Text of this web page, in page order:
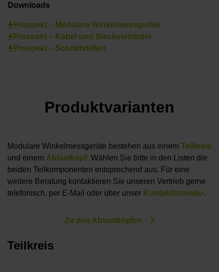
Downloads
Prospekt – Modulare Winkelmessgeräte
Prospekt – Kabel und Steckverbinder
Prospekt – Schnittstellen
Produktvarianten
Modulare Winkelmessgeräte bestehen aus einem Teilkreis
und einem Abtastkopf. Wählen Sie bitte in den Listen die
beiden Teilkomponenten entsprechend aus. Für eine
weitere Beratung kontaktieren Sie unseren Vertrieb gerne
telefonisch, per E-Mail oder über unser Kontaktformular.
Zu den Abtastköpfen
Teilkreis